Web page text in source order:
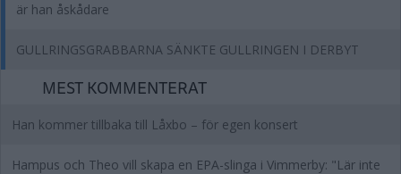
är han åskådare
GULLRINGSGRABBARNA SÄNKTE GULLRINGEN I DERBYT
MEST KOMMENTERAT
Han kommer tillbaka till Låxbo – för egen konsert
Hampus och Theo vill skapa en EPA-slinga i Vimmerby: "Lär inte